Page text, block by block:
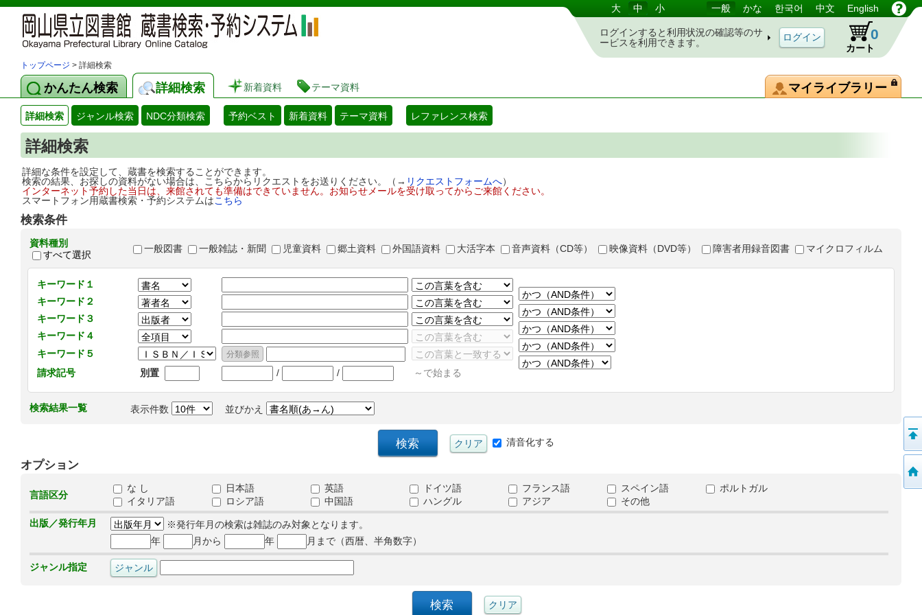
岡山県立図書館 蔵書検索・予約システム 大 中 小 一般 かな 한국어 中文 English
ログインすると利用状況の確認等のサ
ービスを利用できます。
カート
0
トップページ > 詳細検索
かんたん検索 詳細検索 新着資料 テーマ資料 マイライブラリー
詳細検索 ジャンル検索 NDC分類検索 予約ベスト 新着資料 テーマ資料 レファレンス検索
詳細検索
詳細な条件を設定して、蔵書を検索することができます。
検索の結果、お探しの資料がない場合は、こちらからリクエストをお送りください。（→ リクエストフォームへ）
インターネット予約した当日は、来館されても準備はできていません。お知らせメールを受け取ってからご来館ください。
スマートフォン用蔵書検索・予約システムはこちら
検索条件
資料種別
すべて選択
一般図書 一般雑誌・新聞 児童資料 郷土資料 外国語資料 大活字本 音声資料（CD等） 映像資料（DVD等） 障害者用録音図書 マイクロフィルム
キーワード１
キーワード２
キーワード３
キーワード４
キーワード５
請求記号
別置 / / ～で始まる
検索結果一覧 表示件数 並びかえ
清音化する
オプション
言語区分
な し 日本語 英語 ドイツ語 フランス語 スペイン語
ポルトガル
イタリア語
ロシア語 中国語 ハングル アジア
その他
出版／発行年月
※発行年月の検索は雑誌のみ対象となります。
年
月から 年 月まで（西暦、半角数字）
ジャンル指定